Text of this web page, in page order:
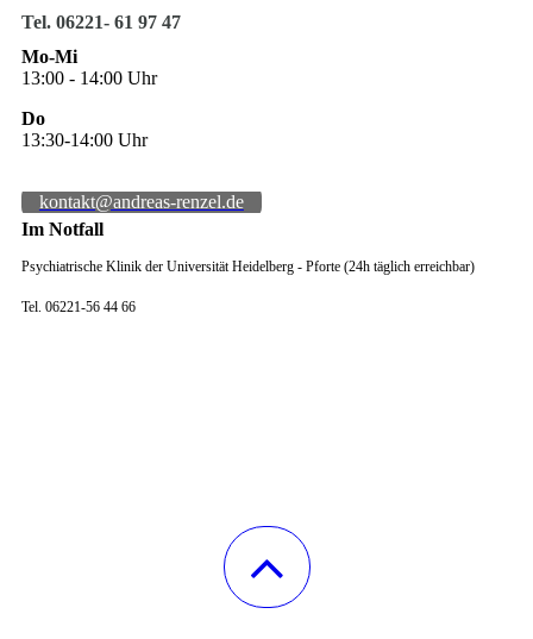
Tel. 06221- 61 97 47
Mo-Mi
13:00 - 14:00 Uhr
Do
13:30-14:00 Uhr
kontakt@andreas-renzel.de
Im Notfall
Psychiatrische Klinik der Universität Heidelberg - Pforte (24h täglich erreichbar)
Tel. 06221-56 44 66